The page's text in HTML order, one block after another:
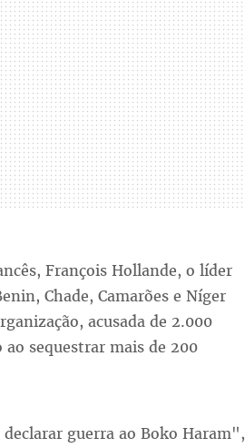
François Hollande, o líder
Chade, Camarões e Níger
acusada de 2.000
sequestrar mais de 200
guerra ao Boko Haram",